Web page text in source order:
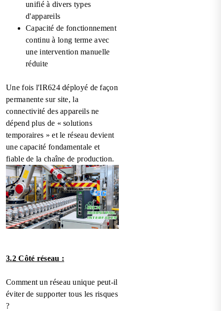
unifié à divers types
d'appareils
Capacité de fonctionnement
continu à long terme avec
une intervention manuelle
réduite
Une fois l'IR624 déployé de façon
permanente sur site, la
connectivité des appareils ne
dépend plus de « solutions
temporaires » et le réseau devient
une capacité fondamentale et
fiable de la chaîne de production.
3.2 Côté réseau :
Comment un réseau unique peut-il
éviter de supporter tous les risques
?